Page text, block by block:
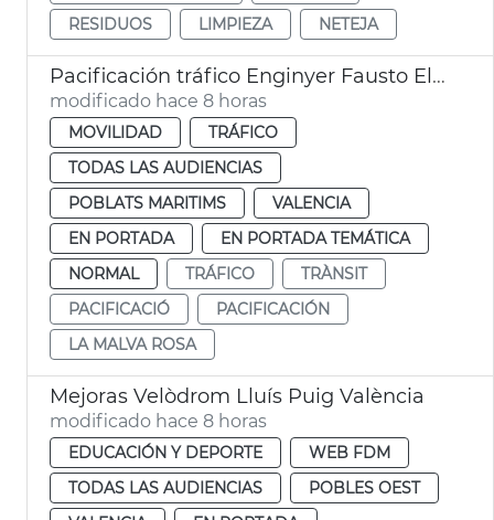
RESIDUOS
LIMPIEZA NETEJA
Pacificación tráfico Enginyer Fausto Elío València
modificado hace 8 horas
MOVILIDAD
TRÁFICO
TODAS LAS AUDIENCIAS
POBLATS MARITIMS
VALENCIA
EN PORTADA
EN PORTADA TEMÁTICA
NORMAL
TRÁFICO
TRÀNSIT
PACIFICACIÓ
PACIFICACIÓN
LA MALVA ROSA
Mejoras Velòdrom Lluís Puig València
modificado hace 8 horas
EDUCACIÓN Y DEPORTE
WEB FDM
TODAS LAS AUDIENCIAS
POBLES OEST